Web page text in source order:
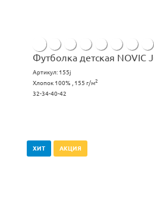
Футболка детская NOVIC
Артикул: 155j
Хлопок 100% , 155 г/м2
32-34-40-42
ХИТ АКЦИЯ